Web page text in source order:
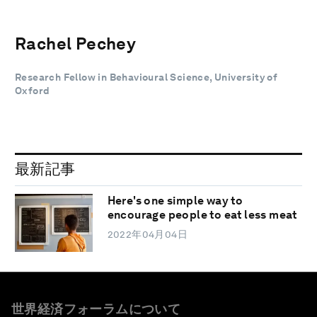
Rachel Pechey
Research Fellow in Behavioural Science, University of
Oxford
最新記事
Here's one simple way to
encourage people to eat less meat
2022年04月04日
世界経済フォーラムについて